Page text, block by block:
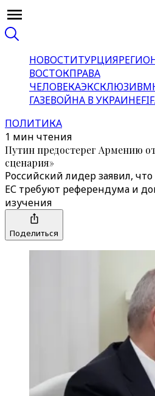
НОВОСТИТУРЦИЯ
ВОСТОКПРАВА
ЧЕЛОВЕКАЭКСКЛЮЗИВ
ГАЗЕВОЙНА В УКРАИНЕ
ПОЛИТИКА
1 мин чтения
Путин предостерег Армению
сценария»
Российский лидер заявил,
ЕС требуют референдума и
изучения
Поделиться